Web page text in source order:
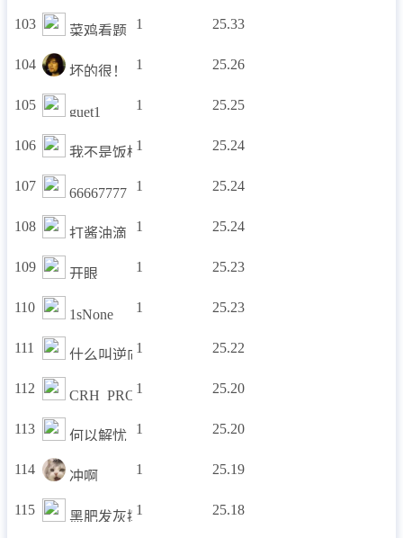
103 菜鸡看题 1 25.33
104 坏的很！ 1 25.26
105 guet1 1 25.25
106 我不是饭桶
1 25.24
107 66667777 1 25.24
108 打酱油滴 1 25.24
109 开眼 1 25.23
110 1sNone 1 25.23
111 什么叫逆向？
1 25.22
112 CRH_PRO 1 25.20
113 何以解忧 1 25.20
114 冲啊 1 25.19
115 黑肥发灰挥
1 25.18